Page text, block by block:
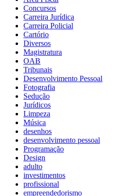
Concursos
Carreira Jurídica
Carreira Policial
Cartório
Diversos
Magistratura
OAB
Tribunais
Desenvolvimento Pessoal
Fotografia
Sedução
Jurídicos
Limpeza
Música
desenhos
desenvolvimento pessoal
Programação
Design
adulto
investimentos
profissional
empreendedorismo